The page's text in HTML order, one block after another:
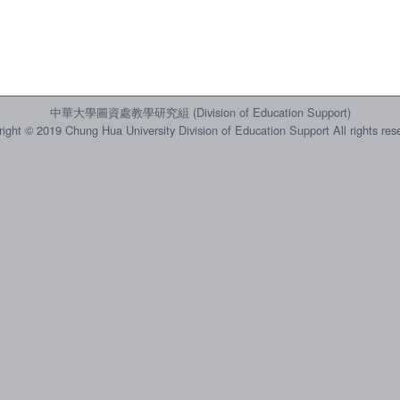
中華大學圖資處教學研究組 (Division of Education Support)
© 2019 Chung Hua University Division of Education Support All rights